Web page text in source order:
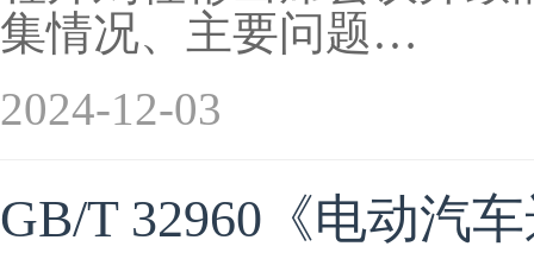
集情况、主要问题…
2024-12-03
GB/T 32960《电动汽